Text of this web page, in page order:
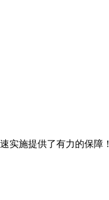
实施提供了有力的保障！